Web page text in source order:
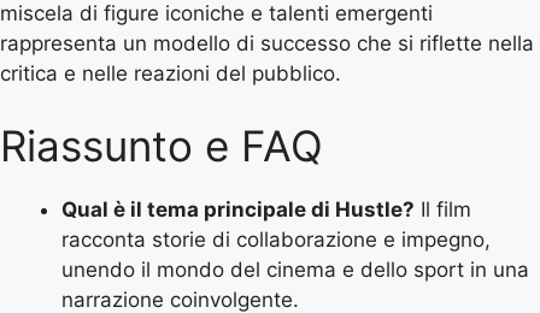
miscela di figure iconiche e talenti emergenti
rappresenta un modello di successo che si riflette nella
critica e nelle reazioni del pubblico.
Riassunto e FAQ
Qual è il tema principale di Hustle? Il film
racconta storie di collaborazione e impegno,
unendo il mondo del cinema e dello sport in una
narrazione coinvolgente.